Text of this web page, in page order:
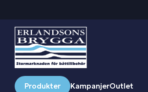
Produkter KampanjerOutlet